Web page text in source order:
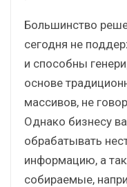
Большинство
сегодня не
и способны
основе
массивов, не
Однако бизнесу
обрабатывать
информацию, а
собираемые,